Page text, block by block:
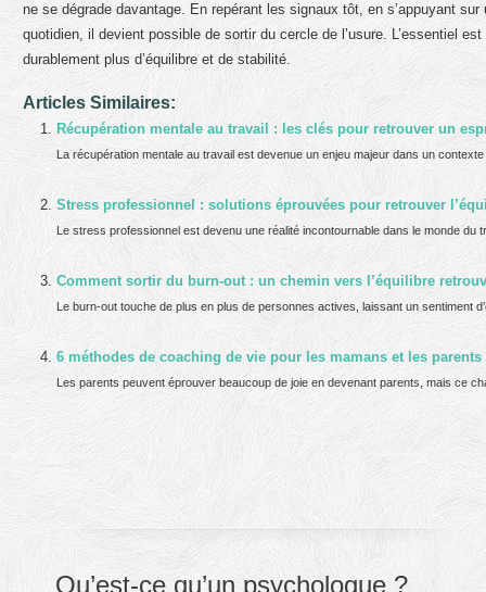
ne se dégrade davantage. En repérant les signaux tôt, en s’appuyant
quotidien, il devient possible de sortir du cercle de l’usure. L’essentiel
durablement plus d’équilibre et de stabilité.
Articles Similaires:
Récupération mentale au travail : les clés pour retrouver un
La récupération mentale au travail est devenue un enjeu majeur dans un
Stress professionnel : solutions éprouvées pour retrouver
Le stress professionnel est devenu une réalité incontournable dans le monde
Comment sortir du burn-out : un chemin vers l’équilibre
Le burn-out touche de plus en plus de personnes actives, laissant un sentiment
6 méthodes de coaching de vie pour les mamans et les parents
Les parents peuvent éprouver beaucoup de joie en devenant parents, mais ce
Qu’est-ce qu’un psychologue ?